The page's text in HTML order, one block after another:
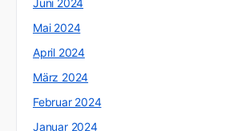
Juni 2024
Mai 2024
April 2024
März 2024
Februar 2024
Januar 2024